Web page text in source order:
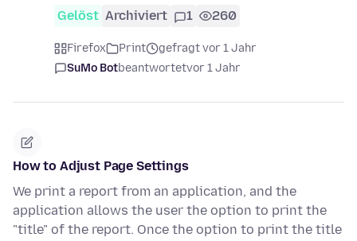
Gelöst Archiviert 1 260
Firefox Print
gefragt vor 1 Jahr
SuMo Botbeantwortetvor 1 Jahr
How to Adjust Page Settings
We print a report from an application, and the
application allows the user the option to print the
"title" of the report. Once the option to print the title